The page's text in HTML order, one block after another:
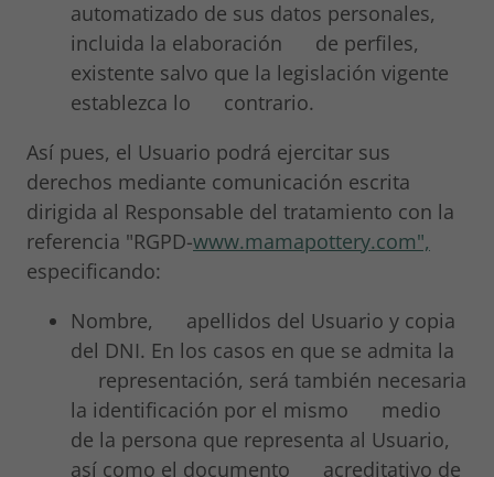
automatizado de sus datos personales,
incluida la elaboración de perfiles,
existente salvo que la legislación vigente
establezca lo contrario.
Así pues, el Usuario podrá ejercitar sus
derechos mediante comunicación escrita
dirigida al Responsable del tratamiento con la
referencia "RGPD-www.mamapottery.com",
especificando:
Nombre, apellidos del Usuario y copia
del DNI. En los casos en que se admita la
representación, será también necesaria
la identificación por el mismo medio
de la persona que representa al Usuario,
así como el documento acreditativo de